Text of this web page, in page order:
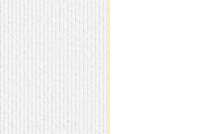
домашнем использовании.
Эта мебель имеет
некоторые преимущества
перед той же стенкой для
гостиной, к примеру,
поскольку она более
легкая и не загромождает
пространство. В спальне
этот предмет можно
поставить у изголовья
кровати, чтобы заполнить
пустующее там
место. Также стеллажи
очень часто используют в
качестве разграничителей
комнаты, например, на
рабочую зону и